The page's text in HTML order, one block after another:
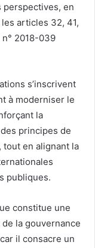
perspectives, en
articles 32, 41,
2018-039
s’inscrivent
à moderniser le
la
principes de
en alignant la
publiques.
constitue une
la gouvernance
il consacre un